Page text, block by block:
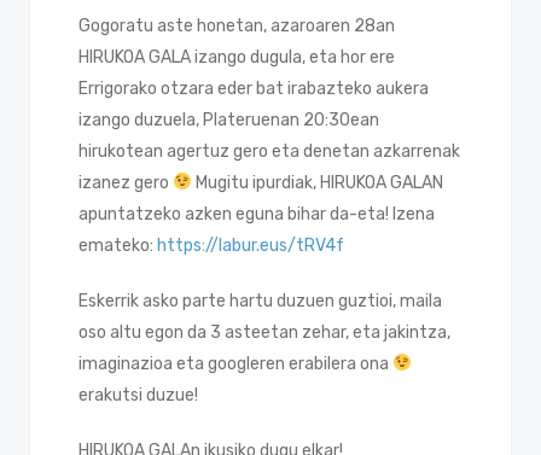
Gogoratu aste honetan, azaroaren 28an
HIRUKOA GALA izango dugula, eta hor ere
Errigorako otzara eder bat irabazteko aukera
izango duzuela, Plateruenan 20:30ean
hirukotean agertuz gero eta denetan azkarrenak
izanez gero
Mugitu ipurdiak, HIRUKOA GALAN
apuntatzeko azken eguna bihar da-eta! Izena
emateko: https://labur.eus/tRV4f
Eskerrik asko parte hartu duzuen guztioi, maila
oso altu egon da 3 asteetan zehar, eta jakintza,
imaginazioa eta googleren erabilera ona
erakutsi duzue!
HIRUKOA GALAn ikusiko dugu elkar!